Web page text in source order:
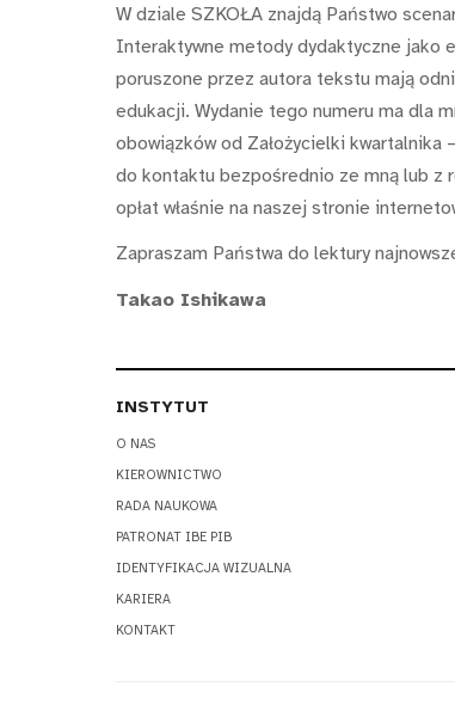
W dziale SZKOŁA znajdą Państwo
Interaktywne metody dydaktyczne jako
poruszone przez autora tekstu mają
edukacji. Wydanie tego numeru ma dla
obowiązków od Założycielki
do kontaktu bezpośrednio ze mną lub z
opłat właśnie na naszej stronie
Zapraszam Państwa do lektury
Takao Ishikawa
INSTYTUT
O NAS
KIEROWNICTWO
RADA NAUKOWA
PATRONAT IBE PIB
IDENTYFIKACJA WIZUALNA
KARIERA
KONTAKT